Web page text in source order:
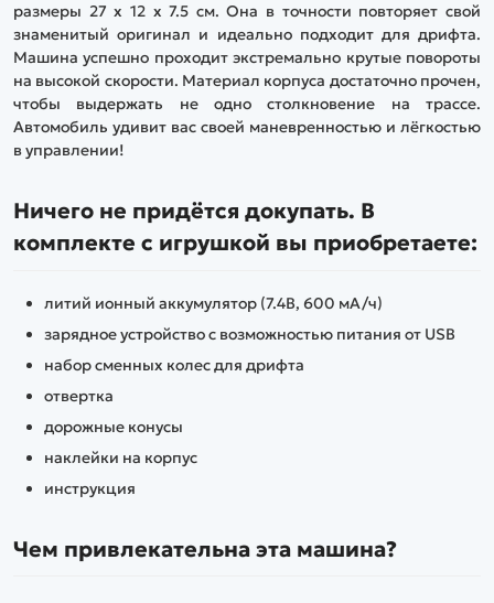
размеры 27 х 12 х 7.5 см. Она в точности повторяет свой
знаменитый оригинал и идеально подходит для дрифта.
Машина успешно проходит экстремально крутые повороты
на высокой скорости. Материал корпуса достаточно прочен,
чтобы выдержать не одно столкновение на трассе.
Автомобиль удивит вас своей маневренностью и лёгкостью
в управлении!
Ничего не придётся докупать. В
комплекте с игрушкой вы приобретаете:
литий ионный аккумулятор (7.4В, 600 мА/ч)
зарядное устройство с возможностью питания от USB
набор сменных колес для дрифта
отвертка
дорожные конусы
наклейки на корпус
инструкция
Чем привлекательна эта машина?